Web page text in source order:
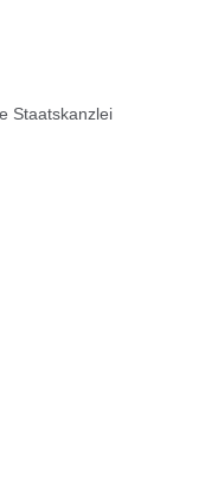
Staatskanzlei